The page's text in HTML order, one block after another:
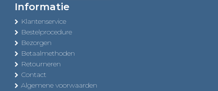
Informatie
Klantenservice
Bestelprocedure
Bezorgen
Betaalmethoden
Retourneren
Contact
Algemene voorwaarden